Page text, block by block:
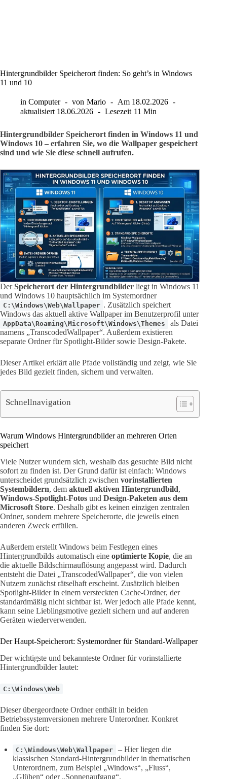
Hintergrundbilder Speicherort finden: So geht’s in Windows
11 und 10
in Computer von Mario Am 18.02.2026
aktualisiert 18.06.2026 Lesezeit 11 Min
Hintergrundbilder Speicherort finden in Windows 11 und
Windows 10 – erfahren Sie, wo die Wallpaper gespeichert
sind und wie Sie diese schnell aufrufen.
DerSpeicherort der Hintergrundbilder liegt in Windows 11
und Windows 10 hauptsächlich im Systemordner
C:\Windows\Web\Wallpaper . Zusätzlich speichert
Windows das aktuell aktive Wallpaper im Benutzerprofil unter
AppData\Roaming\Microsoft\Windows\Themes
als Datei
namens „TranscodedWallpaper“. Außerdem existieren
separate Ordner für Spotlight-Bilder sowie Design-Pakete.
Dieser Artikel erklärt alle Pfade vollständig und zeigt, wie Sie
jedes Bild gezielt finden, sichern und verwalten.
Schnellnavigation
Warum Windows Hintergrundbilder an mehreren Orten
speichert
Viele Nutzer wundern sich, weshalb das gesuchte Bild nicht
sofort zu finden ist. Der Grund dafür ist einfach: Windows
unterscheidet grundsätzlich zwischen vorinstallierten
Systembildern, dem aktuell aktiven Hintergrundbild,
Windows-Spotlight-Fotos und Design-Paketen aus dem
Microsoft Store. Deshalb gibt es keinen einzigen zentralen
Ordner, sondern mehrere Speicherorte, die jeweils einen
anderen Zweck erfüllen.
Außerdem erstellt Windows beim Festlegen eines
Hintergrundbilds automatisch eine optimierte Kopie, die an
die aktuelle Bildschirmauflösung angepasst wird. Dadurch
entsteht die Datei „TranscodedWallpaper“, die von vielen
Nutzern zunächst rätselhaft erscheint. Zusätzlich bleiben
Spotlight-Bilder in einem versteckten Cache-Ordner, der
standardmäßig nicht sichtbar ist. Wer jedoch alle Pfade kennt,
kann seine Lieblingsmotive gezielt sichern und auf anderen
Geräten wiederverwenden.
Der Haupt-Speicherort: Systemordner für Standard-Wallpaper
Der wichtigste und bekannteste Ordner für vorinstallierte
Hintergrundbilder lautet:
C:\Windows\Web
Dieser übergeordnete Ordner enthält in beiden
Betriebssystemversionen mehrere Unterordner. Konkret
finden Sie dort:
C:\Windows\Web\Wallpaper
– Hier liegen die
klassischen Standard-Hintergrundbilder in thematischen
Unterordnern, zum Beispiel „Windows“, „Fluss“,
„Glühen“ oder „Sonnenaufgang“.